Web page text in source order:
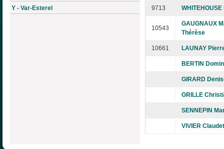
Y - Var-Esterel
9713
10543
GAUGNAUX
Thérèse
10661 LAUNAY
BERTIN
GIRARD
GRILLE
SENNEPIN
VIVIER